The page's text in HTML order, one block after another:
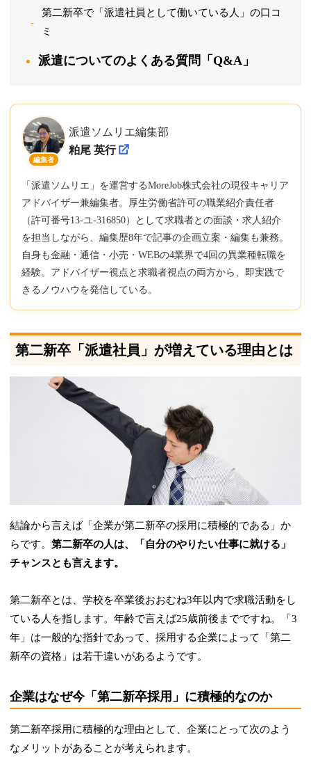
第二新卒で「派遣社員として働いている人」の口コ
ミ
派遣についてのよくある質問「Q&A」
編集者
派遣ソムリエ編集部
粕尾 英行
「派遣ソムリエ」を運営するMoreJob株式会社の現役キャリア
アドバイザー兼編集者。厚生労働省許可の職業紹介責任者
（許可番号13-ユ-316850）として求職者との面談・求人紹介
を担当しながら、編集歴8年で記事の企画立案・編集も兼務。
自身も金融・通信・小売・WEBの4業界で4回の異業種転職を
経験。アドバイザー視点と求職者視点の両方から、即実践で
きるノウハウを発信している。
第二新卒「派遣社員」が増えている理由とは
結論から言えば「企業が第二新卒の採用に積極的である」か
らです。第二新卒の人は、「自分のやりたい仕事に就ける」
チャンスとも言えます。
第二新卒とは、学校を卒業後おおむね3年以内で求職活動をし
ている人を指します。年齢で言えば25歳前後までですね。「3
年」は一般的な指針であって、採用する企業によって「第二
新卒の資格」は若干違いがあるようです。
企業はなぜ今「第二新卒採用」に積極的なのか
第二新卒採用に積極的な理由として、企業にとって次のよう
なメリットがあることが考えられます。